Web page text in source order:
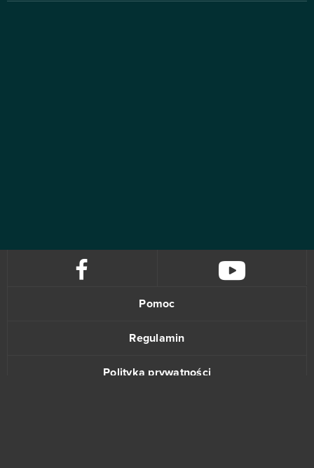
Pomoc
Regulamin
Polityka prywatności